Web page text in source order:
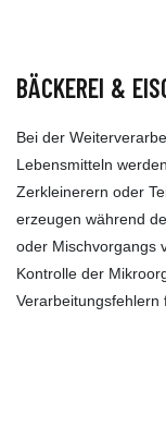
BÄCKEREI &
Bei der
Lebensmitteln
Zerkleinerern oder
erzeugen während
oder Mischvorgangs
Kontrolle der
Verarbeitungsfehlern